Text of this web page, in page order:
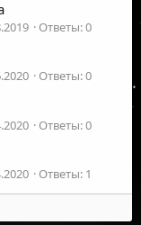
Ответы: 0
Ответы: 0
Ответы: 0
Ответы: 1